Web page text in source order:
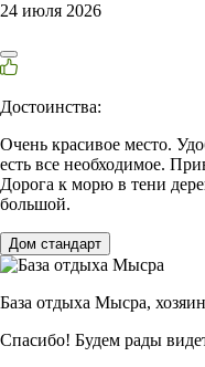
24 июля 2026
Достоинства:
Очень красивое место.
есть все необходимое.
Дорога к морю в тени
большой.
Дом стандарт
База отдыха Мысра,
Спасибо! Будем рады